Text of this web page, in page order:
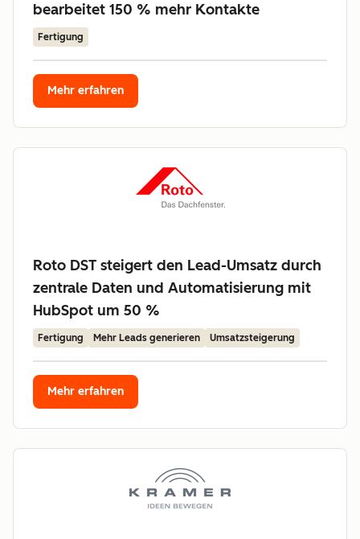
bearbeitet 150 % mehr Kontakte
Fertigung
Mehr erfahren
Roto DST steigert den Lead-Umsatz durch
zentrale Daten und Automatisierung mit
HubSpot um 50 %
Fertigung Mehr Leads generieren Umsatzsteigerung
Mehr erfahren